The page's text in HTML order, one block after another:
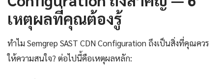
เหตุผลที่คุณต้องรู้
ทำไม Semgrep SAST CDN Configuration ถึงเป็นสิ่งที่คุณควร
ให้ความสนใจ? ต่อไปนี้คือเหตุผลหลัก: